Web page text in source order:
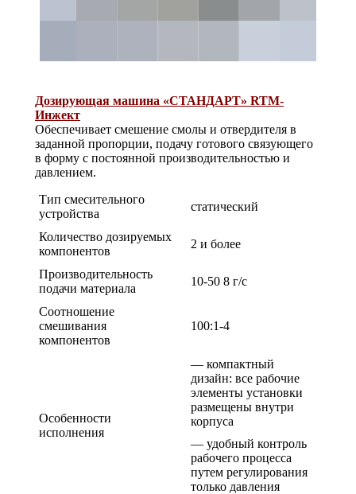
Дозирующая машина «СТАНДАРТ» RTM-
Инжект
Обеспечивает смешение смолы и отвердителя в
заданной пропорции, подачу готового связующего
в форму с постоянной производительностью и
давлением.
Тип смесительного
устройства
статический
Количество дозируемых
компонентов
2 и более
Производительность
подачи материала
10-50 8 г/с
Соотношение
смешивания
компонентов
100:1-4
Особенности
исполнения
— компактный
дизайн: все рабочие
элементы установки
размещены внутри
корпуса
— удобный контроль
рабочего процесса
путем регулирования
только давления